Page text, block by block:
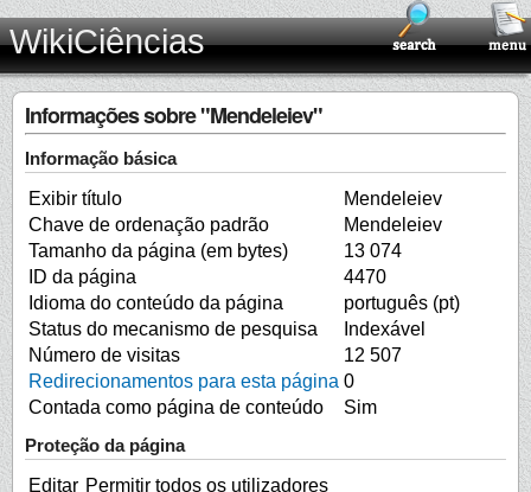
WikiCiências
Informações sobre "Mendeleiev"
Informação básica
Exibir título
Mendeleiev
Chave de ordenação padrão
Mendeleiev
Tamanho da página (em bytes)
13 074
ID da página
4470
Idioma do conteúdo da página
português (pt)
Status do mecanismo de pesquisa
Indexável
Número de visitas
12 507
Redirecionamentos para esta página 0
Contada como página de conteúdo
Sim
Proteção da página
Editar Permitir todos os utilizadores